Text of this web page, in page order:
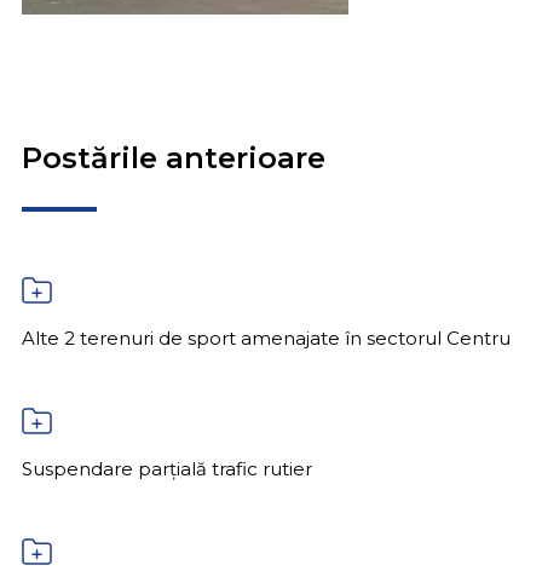
Postările anterioare
Alte 2 terenuri de sport amenajate în sectorul Centru
Suspendare parțială trafic rutier